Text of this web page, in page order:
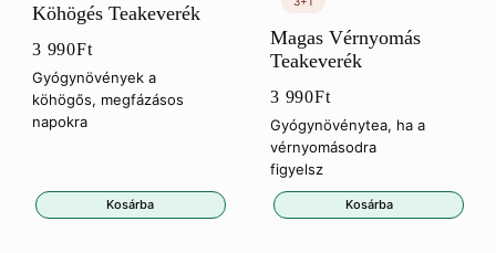
Köhögés Teakeverék
3 990Ft
Gyógynövények a
köhögős, megfázásos
napokra
Kosárba
Magas Vérnyomás
Teakeverék
3 990Ft
Gyógynövénytea, ha a
vérnyomásodra
figyelsz
Kosárba